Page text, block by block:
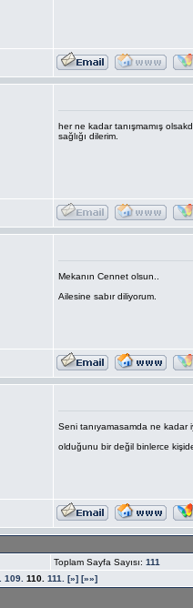
her ne kadar tanışmamış
sağlığı dilerim.
Mekanın Cennet olsun..
Ailesine sabır diliyorum.
Seni tanıyamasamda ne kadar
olduğunu bir değil binlerce
Toplam Sayfa Sayısı: 111
109. 110. 111. [»] [»»]